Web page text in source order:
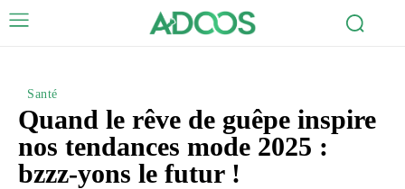
Santé
Quand le rêve de guêpe inspire
nos tendances mode 2025 :
bzzz-yons le futur !